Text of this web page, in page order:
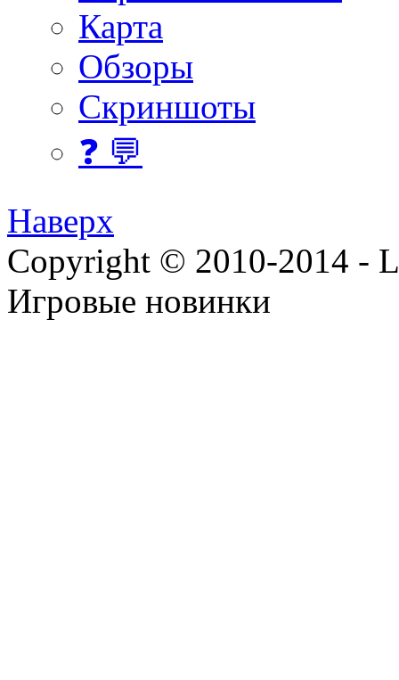
Карта
Обзоры
Скриншоты
❓ 💬
Наверх
Copyright © 2010-2014 -
Игровые новинки